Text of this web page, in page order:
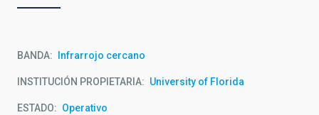
BANDA Infrarrojo cercano
INSTITUCIÓN PROPIETARIA University of Florida
ESTADO Operativo